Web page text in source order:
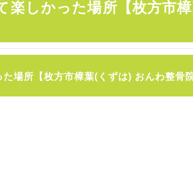
楽しかった場所【枚方市樟
場所【枚方市樟葉(くずは) おんわ整骨院